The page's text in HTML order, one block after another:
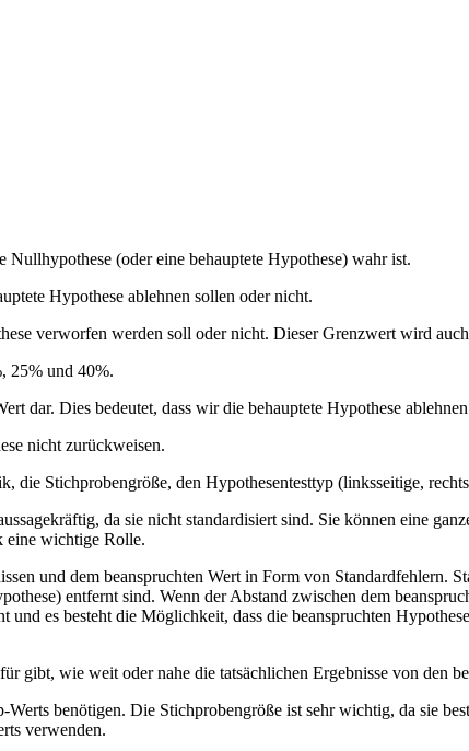
(oder eine behauptete Hypothese) wahr ist.
Hypothese ablehnen sollen oder nicht.
verworfen werden soll oder nicht. Dieser Grenzwert wird
25% und 40%.
dar. Dies bedeutet, dass wir die behauptete Hypothese
nicht zurückweisen.
die Stichprobengröße, den Hypothesentesttyp (linksseitige,
da sie nicht standardisiert sind. Sie können eine
eine wichtige Rolle.
und dem beanspruchten Wert in Form von Standardfehlern.
entfernt sind. Wenn der Abstand zwischen dem
es besteht die Möglichkeit, dass die beanspruchten
gibt, wie weit oder nahe die tatsächlichen Ergebnisse von den
benötigen. Die Stichprobengröße ist sehr wichtig, da sie
verwenden.